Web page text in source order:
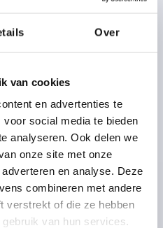
Over
van cookies
en advertenties te
social media te bieden
analyseren. Ook delen we
onze site met onze
en analyse. Deze
combineren met andere
verstrekt of die ze hebben
van hun services.
T. 1 D=M06X15,
NOIR RAL9011,